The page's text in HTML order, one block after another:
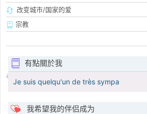
改变城市/国家的爱
宗教
有點關於我
Je suis quelqu'un de très sympa
我希望我的伴侣成为